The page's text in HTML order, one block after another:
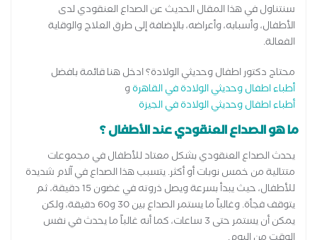
سنتناول في هذا المقال الحديث عن الصداع العنقودي لدى
الأطفال، وأسبابه، وأعراضه، بالإضافة إلى طرق العلاج والوقاية
الفعالة.
محتاج دكتور اطفال وحديثي الولادة؟ ادخل هنا قائمة بافضل
أطباء اطفال وحديثي الولادة في القاهرةو
أطباء اطفال وحديثي الولادة في الجيزة
ما هو الصداع العنقودي عند الأطفال ؟
يحدث الصداع العنقودي بشكل معتاد للأطفال في مجموعات
متتالية من خمس نوبات أو أكثر. يتسبب هذا الصداع في آلام شديدة
للأطفال، حيث يبدأ بسرعة ويصل ذروته في غضون 15 دقيقة، ثم
يتوقف فجأة. وغالباً ما يستمر الصداع بين 30 و60 دقيقة، ولكن
يمكن أن يستمر حتى 3 ساعات، كما أنه غالباً ما يحدث في نفس